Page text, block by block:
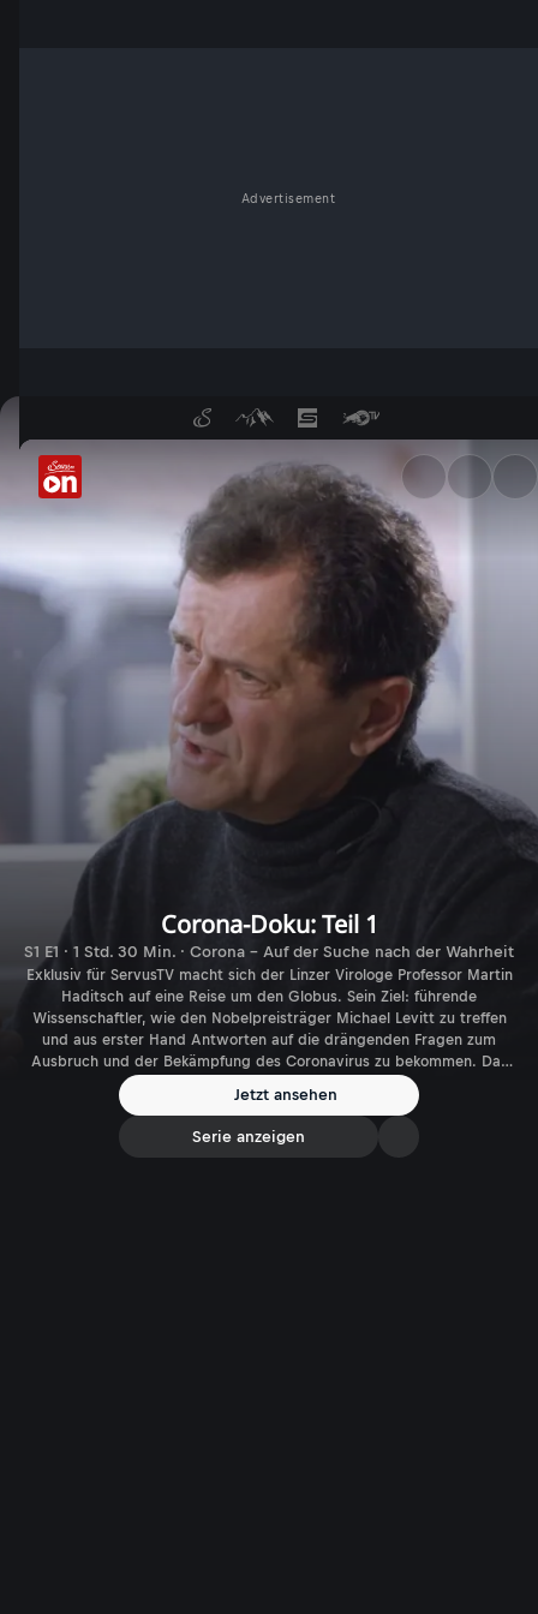
Advertisement
Teil 1: Corona - auf der
Corona-Doku: Teil 1
S1 E1 · 1 Std. 30 Min. · Corona - Auf der Suche nach der Wahrheit
Exklusiv für ServusTV macht sich der Linzer Virologe Professor Martin
Haditsch auf eine Reise um den Globus. Sein Ziel: führende
Wissenschaftler, wie den Nobelpreisträger Michael Levitt zu treffen
und aus erster Hand Antworten auf die drängenden Fragen zum
Ausbruch und der Bekämpfung des Coronavirus zu bekommen. Das
Ergebnis: exklusive Interviews, unbequeme Antworten, mit neuen
Perspektiven auf die Pandemie und aktuelle Maßnahmen im Kampf
gegen Corona.
Jetzt ansehen
Serie anzeigen